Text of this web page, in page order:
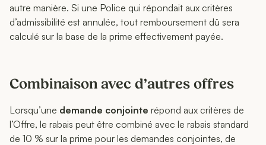
autre manière. Si une Police qui répondait aux critères
d’admissibilité est annulée, tout remboursement dû sera
calculé sur la base de la prime effectivement payée.
Combinaison avec d’autres offres
Lorsqu’une demande conjointe répond aux critères de
l’Offre, le rabais peut être combiné avec le rabais standard
de 10 % sur la prime pour les demandes conjointes, de